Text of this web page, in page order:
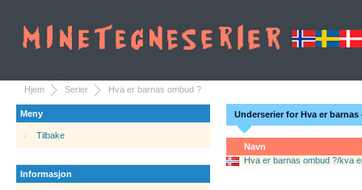
Hjem Serier Hva er barnas ombud ?
Meny
Tilbake
Informasjon
Underserier for Hva er
Navn
Hva er barnas ombud ?/kva